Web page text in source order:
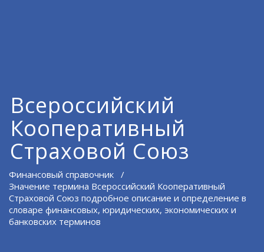
Всероссийский
Кооперативный
Страховой Союз
Финансовый справочник /
Значение термина Всероссийский Кооперативный
Страховой Союз подробное описание и определение в
словаре финансовых, юридических, экономических и
банковских терминов